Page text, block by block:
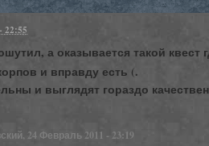
22:55
а оказывается такой квест
и вправду есть (.
и выглядят гораздо
24 Февраль 2011 - 23:19